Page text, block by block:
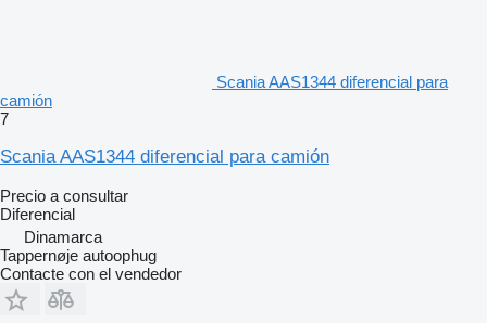
Scania AAS1344 diferencial para
camión
7
Scania AAS1344 diferencial para camión
Precio a consultar
Diferencial
Dinamarca
Tappernøje autoophug
Contacte con el vendedor